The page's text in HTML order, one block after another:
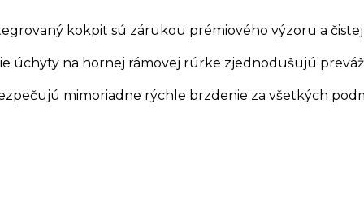
kokpit sú zárukou prémiového výzoru a
úchyty na hornej rámovej rúrke zjednodušujú
mimoriadne rýchle brzdenie za všetkých